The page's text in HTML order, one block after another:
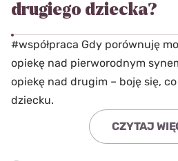
drugiego dziecka?
#współpraca Gdy porównuję
opiekę nad pierworodnym
opiekę nad drugim – boję się,
dziecku.
CZYTAJ